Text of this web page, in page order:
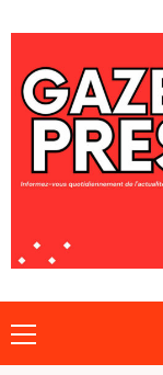
to
content
Primary
Menu